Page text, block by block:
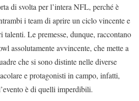
di svolta per l’intera NFL, perché è
i team di aprire un ciclo vincente e
Le premesse, dunque, raccontano
assolutamente avvincente, che mette a
che si sono distinte nelle diverse
e protagonisti in campo, infatti,
è di quelli imperdibili.